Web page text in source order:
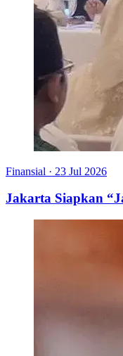
Finansial · 23 Jul 2026
Jakarta Siapkan